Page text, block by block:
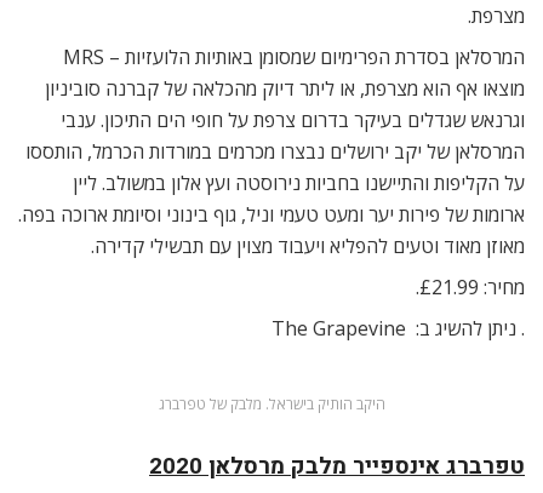
מצרפת.
המרסלאן בסדרת הפרימיום שמסומן באותיות הלועזיות – MRS
מוצאו אף הוא מצרפת, או ליתר דיוק מהכלאה של קברנה סוביניון
וגרנאש שגדלים בעיקר בדרום צרפת על חופי הים התיכון. ענבי
המרסלאן של יקב ירושלים נבצרו מכרמים במורדות הכרמל, הותססו
על הקליפות והתיישנו בחביות נירוסטה ועץ אלון במשולב. ליין
ארומות של פירות יער ומעט טעמי וניל, גוף בינוני וסיומת ארוכה בפה.
מאוזן מאוד וטעים להפליא ויעבוד מצוין עם תבשילי קדירה.
מחיר: £21.99.
. ניתן להשיג ב: The Grapevine
היקב הותיק בישראל. מלבק של טפרברג
טפרברג אינספייר מלבק מרסלאן 2020